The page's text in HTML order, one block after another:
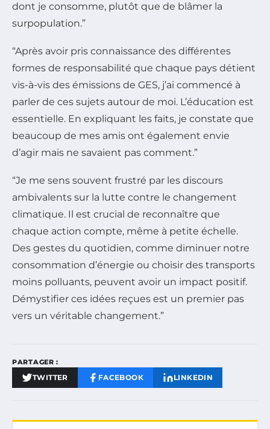
dont je consomme, plutôt que de blâmer la
surpopulation.”
“Après avoir pris connaissance des différentes
formes de responsabilité que chaque pays détient
vis-à-vis des émissions de GES, j’ai commencé à
parler de ces sujets autour de moi. L’éducation est
essentielle. En expliquant les faits, je constate que
beaucoup de mes amis ont également envie
d’agir mais ne savaient pas comment.”
“Je me sens souvent frustré par les discours
ambivalents sur la lutte contre le changement
climatique. Il est crucial de reconnaître que
chaque action compte, même à petite échelle.
Des gestes du quotidien, comme diminuer notre
consommation d’énergie ou choisir des transports
moins polluants, peuvent avoir un impact positif.
Démystifier ces idées reçues est un premier pas
vers un véritable changement.”
PARTAGER :
TWITTER FACEBOOK LINKEDIN